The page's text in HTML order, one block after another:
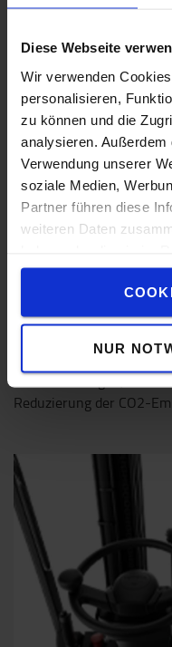
Diese Webseite
Wir verwenden
personalisieren,
zu können und die
analysieren.
Verwendung unserer
soziale Medien,
Partner führen diese
weiteren Daten
gesammelt haben.
NUR
Intelligente Lithium-
Erhältlich mit
Toyotas eigenen
Batterielösungen, die
Reduzierung der CO2-